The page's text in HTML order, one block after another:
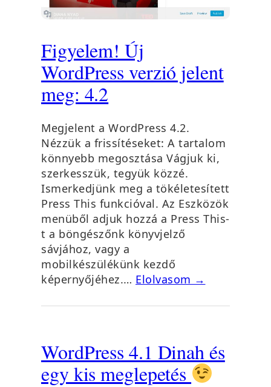
Figyelem! Új
WordPress verzió jelent
meg: 4.2
Megjelent a WordPress 4.2.
Nézzük a frissítéseket: A tartalom
könnyebb megosztása Vágjuk ki,
szerkesszük, tegyük közzé.
Ismerkedjünk meg a tökéletesített
Press This funkcióval. Az Eszközök
menüből adjuk hozzá a Press This-
t a böngészőnk könyvjelző
sávjához, vagy a
mobilkészülékünk kezdő
képernyőjéhez.… Elolvasom →
WordPress 4.1 Dinah és
egy kis meglepetés